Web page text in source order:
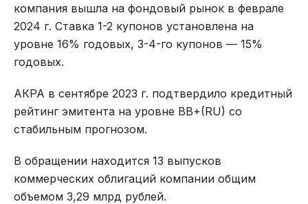
компания вышла на фондовый рынок в феврале
2024 г. Ставка 1-2 купонов установлена на
уровне 16% годовых, 3-4-го купонов — 15%
годовых.
АКРА в сентябре 2023 г. подтвердило кредитный
рейтинг эмитента на уровне BB+(RU) со
стабильным прогнозом.
В обращении находится 13 выпусков
коммерческих облигаций компании общим
объемом 3,29 млрд рублей.